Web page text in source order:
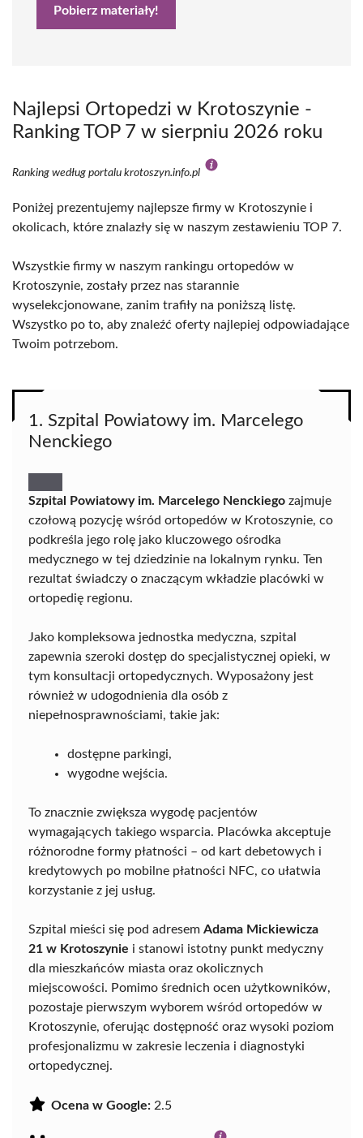
Pobierz materiały!
Najlepsi Ortopedzi w Krotoszynie -
Ranking TOP 7 w sierpniu 2026 roku
Ranking według portalu krotoszyn.info.pl
Poniżej prezentujemy najlepsze firmy w Krotoszynie i
okolicach, które znalazły się w naszym zestawieniu TOP 7.
Wszystkie firmy w naszym rankingu ortopedów w
Krotoszynie, zostały przez nas starannie
wyselekcjonowane, zanim trafiły na poniższą listę.
Wszystko po to, aby znaleźć oferty najlepiej odpowiadające
Twoim potrzebom.
1. Szpital Powiatowy im. Marcelego
Nenckiego
Szpital Powiatowy im. Marcelego Nenckiego zajmuje
czołową pozycję wśród ortopedów w Krotoszynie, co
podkreśla jego rolę jako kluczowego ośrodka
medycznego w tej dziedzinie na lokalnym rynku. Ten
rezultat świadczy o znaczącym wkładzie placówki w
ortopedię regionu.
Jako kompleksowa jednostka medyczna, szpital
zapewnia szeroki dostęp do specjalistycznej opieki, w
tym konsultacji ortopedycznych. Wyposażony jest
również w udogodnienia dla osób z
niepełnosprawnościami, takie jak:
dostępne parkingi,
wygodne wejścia.
To znacznie zwiększa wygodę pacjentów
wymagających takiego wsparcia. Placówka akceptuje
różnorodne formy płatności – od kart debetowych i
kredytowych po mobilne płatności NFC, co ułatwia
korzystanie z jej usług.
Szpital mieści się pod adresem Adama Mickiewicza
21 w Krotoszynie i stanowi istotny punkt medyczny
dla mieszkańców miasta oraz okolicznych
miejscowości. Pomimo średnich ocen użytkowników,
pozostaje pierwszym wyborem wśród ortopedów w
Krotoszynie, oferując dostępność oraz wysoki poziom
profesjonalizmu w zakresie leczenia i diagnostyki
ortopedycznej.
Ocena w Google: 2.5